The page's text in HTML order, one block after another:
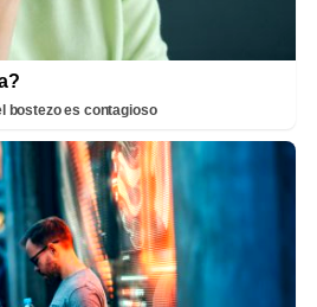
bostezo es contagioso